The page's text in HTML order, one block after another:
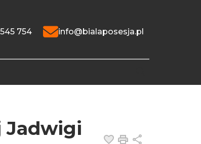
754 info@bialaposesja.pl
Jadwigi Dodaj do
Drukuj